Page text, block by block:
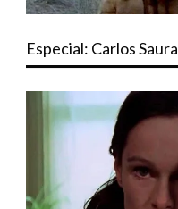
Especial: Carlos Saura